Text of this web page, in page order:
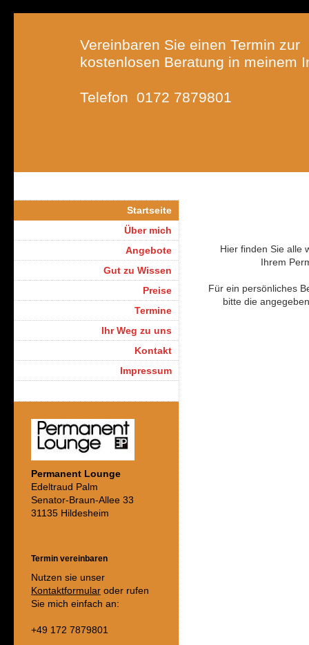
Vereinbaren Sie einen Termin zur
kostenlosen Beratung in meinem
Telefon 0172 7879801
Hier finden Sie alle
Ihrem
Für ein persönliches
bitte die
Startseite
Über mich
Angebote
Gut zu Wissen
Preise
Termine
Ihr Weg zu uns
Kontakt
Impressum
Permanent Lounge
Edeltraud Palm
Senator-Braun-Allee 33
31135 Hildesheim
Termin vereinbaren
Nutzen sie unser
Kontaktformular oder rufen
Sie mich einfach an:
+49 172 7879801